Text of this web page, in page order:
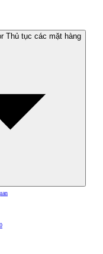
Thủ tục các mặt hàng